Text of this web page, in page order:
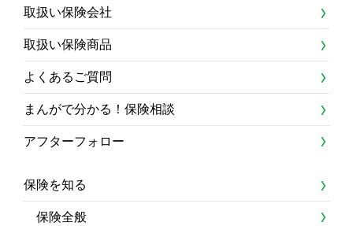
取扱い保険会社
取扱い保険商品
よくあるご質問
まんがで分かる！保険相談
アフターフォロー
保険を知る
保険全般